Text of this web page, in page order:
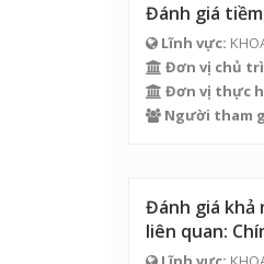
Đánh giá
Lĩnh vực:
Đơn vị chủ
Đơn vị thực
Người tham
Đánh giá khả
liên quan: